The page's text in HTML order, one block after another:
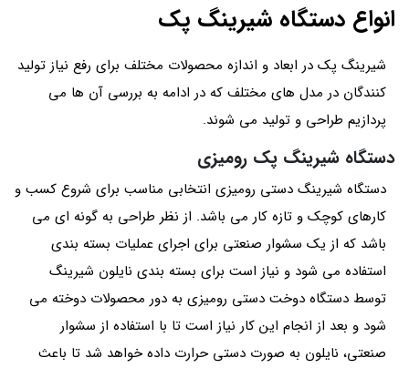
انواع دستگاه شیرینگ پک
شیرینگ پک در ابعاد و اندازه محصولات مختلف برای رفع نیاز تولید
کنندگان در مدل های مختلف که در ادامه به بررسی آن ها می
پردازیم طراحی و تولید می شوند.
دستگاه شیرینگ پک رومیزی
دستگاه شیرینگ دستی رومیزی انتخابی مناسب برای شروع کسب و
کارهای کوچک و تازه‌ کار می باشد. از نظر طراحی به گونه ای می
باشد که از یک سشوار صنعتی برای اجرای عملیات بسته‌ بندی
استفاده می شود و نیاز است برای بسته بندی نایلون شیرینگ
توسط دستگاه دوخت دستی رومیزی به دور محصولات دوخته می‌
شود و بعد از انجام این کار نیاز است تا با استفاده از سشوار
صنعتی، نایلون به صورت دستی حرارت داده خواهد شد تا باعث